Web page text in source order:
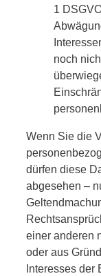
1
noch
Wenn Sie die
dürfen diese
abgesehen –
einer anderen
oder aus
Interesses